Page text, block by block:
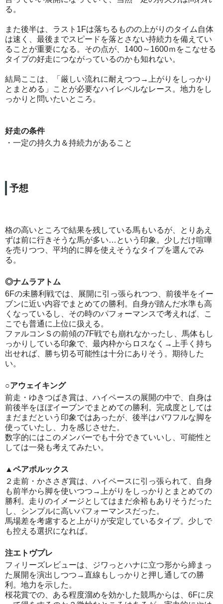
る。
また後半は、ラスト1Fは落ちるものの上がりのタイム自体
は速く、最後までスピードを落とさない持続力を備えてい
ることが重要になる。その点が、1400～1600ｍをこなせる
タイプの好走につながっているのかも知れない。
結局ここは、「厳しい流れに耐えつつ→上がりをしっかり
とまとめる」ことが必要なハイレベルなレース。地力をし
っかりと問いたいところ。
好走の条件
・一定の持久力＆持続力があること
予想
格の高いところで結果を残している馬もいるが、とりあえ
ずは前に行きそうな馬が多い…という印象。少しだけ喧嘩
を売りつつ、平均的に脚を使えそうなタイプを選んでみ
る。
◎ナムラアトム
6Fの未勝利戦では、展開に引っ張られつつ、前後半をイー
ブンに近い内容でまとめての勝利。自身が踏んだ水準も高
くなっているし、その時のパフォーマンスで考えれば、こ
こでも普通に上位に扱える。
ファルコンＳの前傾の7F戦でも崩れなかったし、馬体もし
っかりしている印象で、最内枠からロスなく→上手く持ち
出せれば、勝ち切る可能性は十分にありそう。期待した
い。
○アウェイキング
前走・ゆきつばき賞は、ハイペースの展開の中で、自身は
前後半をほぼイーブンでまとめての勝利。完成度としては
まだまだという印象ではあったが、後半はパワフルな脚を
使っていたし、力を感じさせた。
数字的にはこのメンバーでも十分できていいし、可能性と
しては一発も考えてみたい。
▲ペアポルックス
２走前・かささぎ賞は、ハイペースに引っ張られて、自身
も前半から脚を使いつつ→上がりをしっかりとまとめての
勝利。走りのイメージとしてはまだ余裕もありそうだった
し、シンプルに高いパフォーマンスだった。
馬場差を考慮すると上がりが安定しているタイプ。少しで
も控える選択になれば。
注エトヴプレ
フィリーズレビューは、ジワっとハナに立つ形から締まっ
た展開を演出しつつ→直線もしっかりと押し通しての勝
利。地力を示した。
桜花賞での、ある程度溜めを効かした競馬からは、6Fに戻